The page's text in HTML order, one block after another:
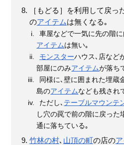
［もどる］を利用して戻っ
のアイテムは無くなる｡
車屋などで一気に先の階
アイテムは無い｡
モンスターハウス､店など
部屋にのみアイテムが落ち
同様に､壁に囲まれた埋蔵
島のアイテムなども残され
ただし､ テーブルマウンテ
し穴の罠で前の階に戻った
通に落ちている｡
竹林の村､ 山頂の町の店の